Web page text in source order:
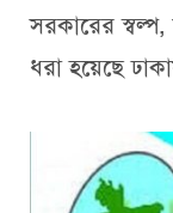
সরকারের স্বল্প,
ধরা হয়েছে